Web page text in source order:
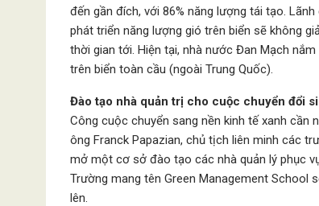
đến gần đích, với 86% năng lượng tái tạo.
phát triển năng lượng gió trên biển sẽ không
thời gian tới. Hiện tại, nhà nước Đan Mạch
trên biển toàn cầu (ngoài Trung Quốc).
Đào tạo nhà quản trị cho cuộc chuyển đổi
Công cuộc chuyển sang nền kinh tế xanh cần
ông Franck Papazian, chủ tịch liên minh các
mở một cơ sở đào tạo các nhà quản lý phục
Trường mang tên Green Management School
lên.